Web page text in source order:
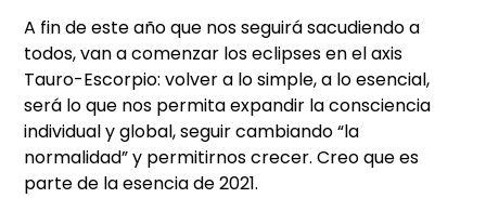
A fin de este año que nos seguirá sacudiendo a
todos, van a comenzar los eclipses en el axis
Tauro-Escorpio: volver a lo simple, a lo esencial,
será lo que nos permita expandir la consciencia
individual y global, seguir cambiando “la
normalidad” y permitirnos crecer. Creo que es
parte de la esencia de 2021.